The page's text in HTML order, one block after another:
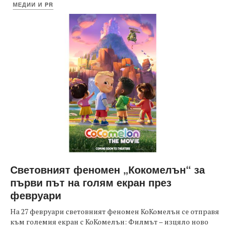
МЕДИИ И PR
Световният феномен „Кокомелън“ за
първи път на голям екран през
февруари
На 27 февруари световният феномен КоКомелън се отправя
към големия екран с КоКомелън: Филмът – изцяло ново